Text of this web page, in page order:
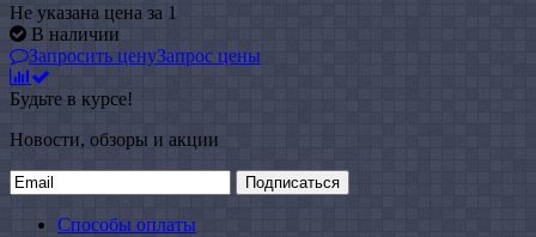
Не указана цена за 1
В наличии
Запросить ценуЗапрос цены
Будьте в курсе!
Новости, обзоры и акции
Подписаться
Способы оплаты